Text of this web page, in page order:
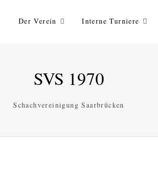
Der Verein Interne Turniere
SVS 1970
Schachvereinigung Saarbrücken